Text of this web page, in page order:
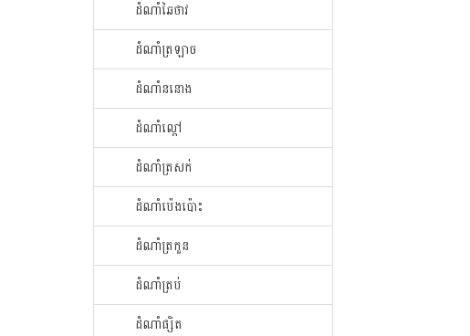
ដំណាំ​ឆៃ​ថាវ​
ដំណាំ​ត្រឡាច
ដំណាំ​ននោង​
ដំណាំ​ល្ពៅ​
ដំណាំ​ត្រសក់
ដំណាំ​ប៉េង​ប៉ោះ​
ដំណាំ​ត្រកួន
ដំណាំ​ត្រប់​
ដំណាំ​ផ្សិត​